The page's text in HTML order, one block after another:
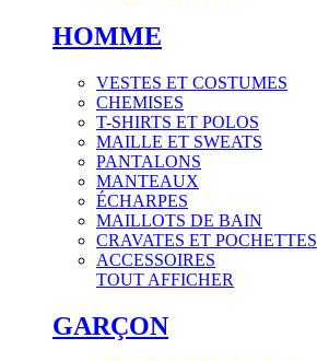
HOMME
VESTES ET COSTUMES
CHEMISES
T-SHIRTS ET POLOS
MAILLE ET SWEATS
PANTALONS
MANTEAUX
ÉCHARPES
MAILLOTS DE BAIN
CRAVATES ET POCHETTES
ACCESSOIRES
TOUT AFFICHER
GARÇON